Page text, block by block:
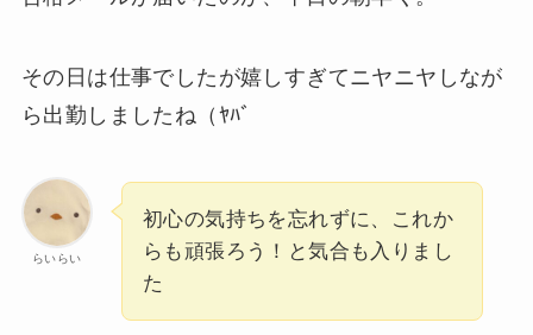
その日は仕事でしたが嬉しすぎてニヤニヤしなが
ら出勤しましたね（ﾔﾊﾞ
らいらい
初心の気持ちを忘れずに、これか
らも頑張ろう！と気合も入りまし
た